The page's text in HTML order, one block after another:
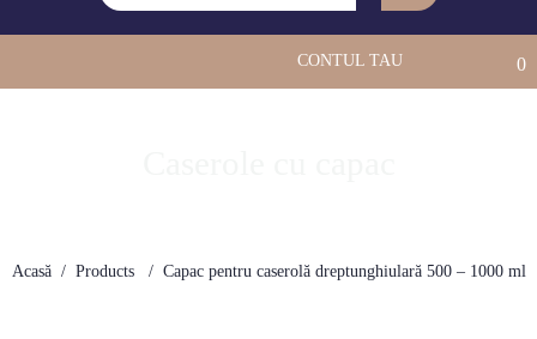
CONTUL TAU 0
Acasă Products Capac pentru caserolă dreptunghiulară 500 – 1000 ml